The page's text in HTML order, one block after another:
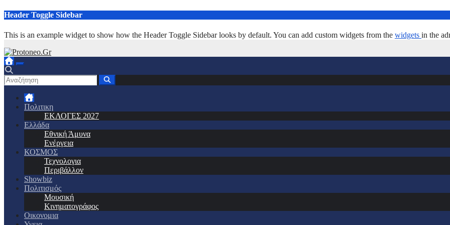
Μετάβαση
περιεχόμενο
Header Toggle Sidebar
This is an example widget to show how the Header Toggle Sidebar looks by default. You can add custom widgets from the widgets in the
Πολιτικη
ΕΚΛΟΓΕΣ 2027
Ελλάδα
Εθνική Άμυνα
Ενέργεια
ΚΟΣΜΟΣ
Τεχνολογια
Περιβάλλον
Showbiz
Πολιτισμός
Μουσική
Κινηματογράφος
Οικονομια